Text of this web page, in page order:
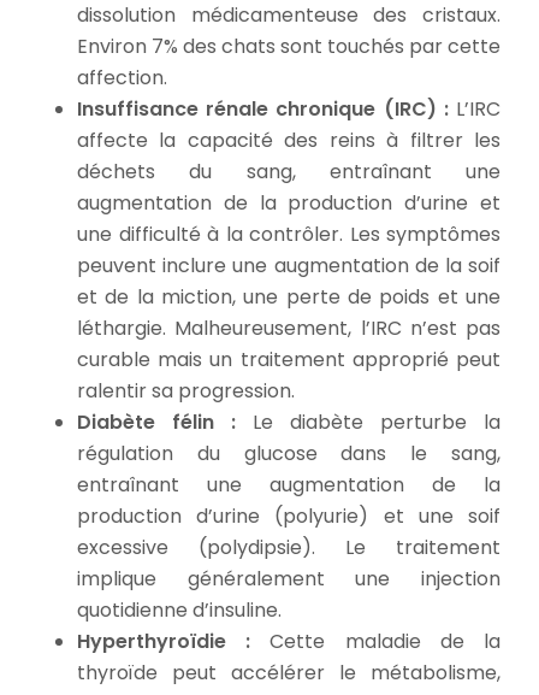
dissolution médicamenteuse des cristaux.
Environ 7% des chats sont touchés par cette
affection.
Insuffisance rénale chronique (IRC) : L’IRC
affecte la capacité des reins à filtrer les
déchets du sang, entraînant une
augmentation de la production d’urine et
une difficulté à la contrôler. Les symptômes
peuvent inclure une augmentation de la soif
et de la miction, une perte de poids et une
léthargie. Malheureusement, l’IRC n’est pas
curable mais un traitement approprié peut
ralentir sa progression.
Diabète félin : Le diabète perturbe la
régulation du glucose dans le sang,
entraînant une augmentation de la
production d’urine (polyurie) et une soif
excessive (polydipsie). Le traitement
implique généralement une injection
quotidienne d’insuline.
Hyperthyroïdie :Cette maladie de la
thyroïde peut accélérer le métabolisme,